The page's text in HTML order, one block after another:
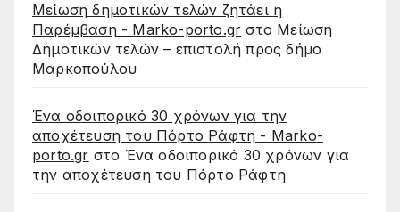
Μείωση δημοτικών τελών ζητάει η
Παρέμβαση - Marko-porto.gr στο Μείωση
Δημοτικών τελών – επιστολή προς δήμο
Μαρκοπούλου
Ένα οδοιπορικό 30 χρόνων για την
αποχέτευση του Πόρτο Ράφτη - Marko-
porto.gr στο Ένα οδοιπορικό 30 χρόνων για
την αποχέτευση του Πόρτο Ράφτη